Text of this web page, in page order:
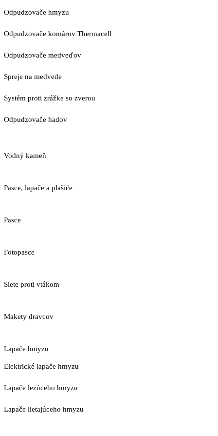
Odpudzovače hmyzu
Odpudzovače komárov Thermacell
Odpudzovače medveďov
Spreje na medvede
Systém proti zrážke so zverou
Odpudzovače hadov
Vodný kameň
Pasce, lapače a plašiče
Pasce
Fotopasce
Siete proti vtákom
Makety dravcov
Lapače hmyzu
Elektrické lapače hmyzu
Lapače lezúceho hmyzu
Lapače lietajúceho hmyzu